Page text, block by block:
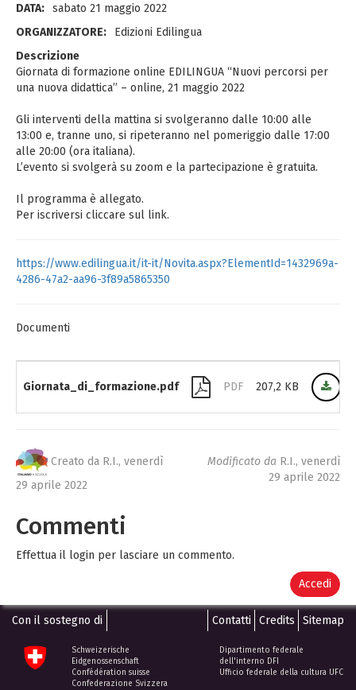
DATA: sabato 21 maggio 2022
ORGANIZZATORE:
Edizioni Edilingua
Descrizione
Giornata di formazione online EDILINGUA “Nuovi percorsi per
una nuova didattica” – online, 21 maggio 2022
Gli interventi della mattina si svolgeranno dalle 10:00 alle
13:00 e, tranne uno, si ripeteranno nel pomeriggio dalle 17:00
alle 20:00 (ora italiana).
L’evento si svolgerà su zoom e la partecipazione è gratuita.
Il programma è allegato.
Per iscriversi cliccare sul link.
https://www.edilingua.it/it-it/Novita.aspx?ElementId=1432969a-
4286-47a2-aa96-3f89a5865350
Documenti
Giornata_di_formazione.pdf PDF 207,2 KB
Creato da R.I., venerdì
29 aprile 2022
Modificato da R.I., venerdì
29 aprile 2022
Commenti
Effettua il login per lasciare un commento.
Accedi
Con il sostegno di Contatti Credits Sitemap
Schweizerische
Eidgenossenschaft
Confédération suisse
Confederazione Svizzera
Dipartimento federale
dell'interno DFI
Ufficio federale della cultura UFC